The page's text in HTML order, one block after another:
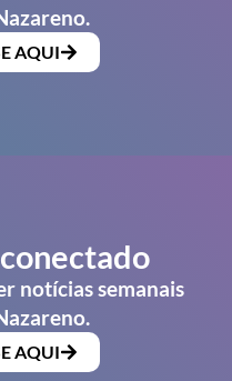
AQUI
notícias semanais
AQUI